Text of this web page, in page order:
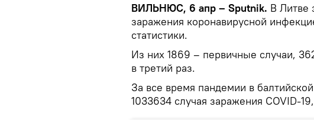
ВИЛЬНЮС, 6 апр – Sputnik. В Литве
заражения коронавирусной
статистики.
Из них 1869 – первичные случаи,
в третий раз.
За все время пандемии в
1033634 случая заражения COVID-